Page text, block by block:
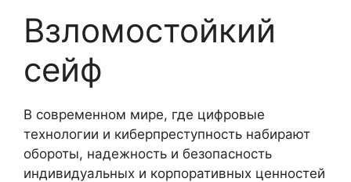
Взломостойкий
сейф
В современном мире, где цифровые
технологии и киберпреступность набирают
обороты, надежность и безопасность
индивидуальных и корпоративных ценностей